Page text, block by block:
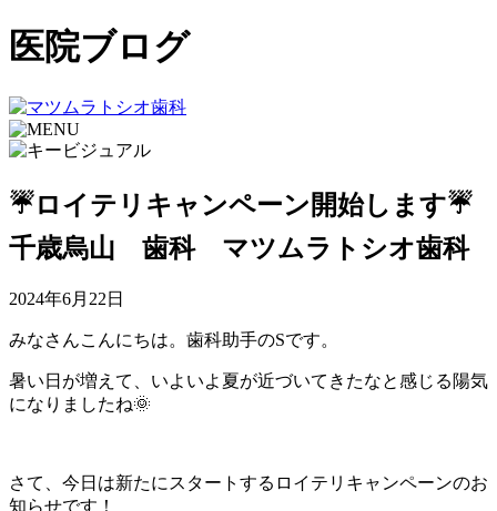
医院ブログ
☔ロイテリキャンペーン開始します☔
千歳烏山 歯科 マツムラトシオ歯科
2024年6月22日
みなさんこんにちは。歯科助手のSです。
暑い日が増えて、いよいよ夏が近づいてきたなと感じる陽気
になりましたね🌞
さて、今日は新たにスタートするロイテリキャンペーンのお
知らせです！